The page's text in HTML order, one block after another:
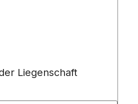
Liegenschaft